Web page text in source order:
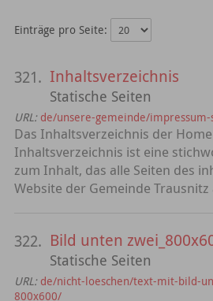
Einträge pro Seite:
321. Inhaltsverzeichnis
Statische Seiten
URL: de/unsere-gemeinde/
Das Inhaltsverzeichnis der
Inhaltsverzeichnis ist eine
zum Inhalt, das alle Seiten des
Website der Gemeinde
322. Bild unten
Statische Seiten
URL: de/nicht-loeschen/text-mit-bild-
800x600/